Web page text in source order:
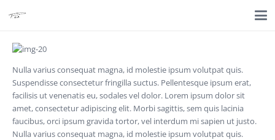
Nulla varius consequat magna, id molestie ipsum volutpat quis.
Suspendisse consectetur fringilla suctus. Pellentesque ipsum erat,
facilisis ut venenatis eu, sodales vel dolor. Lorem ipsum dolor sit
amet, consectetur adipiscing elit. Morbi sagittis, sem quis lacinia
faucibus, orci ipsum gravida tortor, vel interdum mi sapien ut justo.
Nulla varius consequat magna, id molestie ipsum volutpat quis.